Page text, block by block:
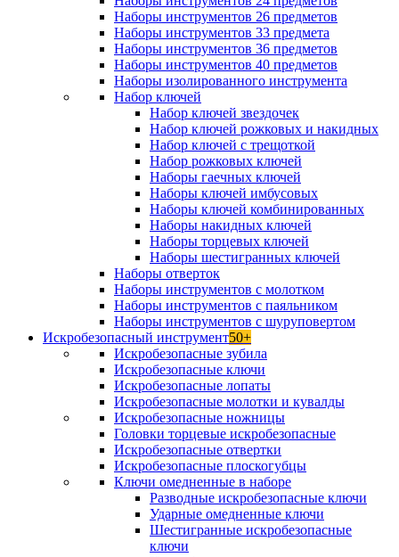
Наборы инструментов 26 предметов
Наборы инструментов 33 предмета
Наборы инструментов 36 предметов
Наборы инструментов 40 предметов
Наборы изолированного инструмента
Набор ключей
Набор ключей звездочек
Набор ключей рожковых и накидных
Набор ключей с трещоткой
Набор рожковых ключей
Наборы гаечных ключей
Наборы ключей имбусовых
Наборы ключей комбинированных
Наборы накидных ключей
Наборы торцевых ключей
Наборы шестигранных ключей
Наборы отверток
Наборы инструментов с молотком
Наборы инструментов с паяльником
Наборы инструментов с шуруповертом
Искробезопасный инструмент50+
Искробезопасные зубила
Искробезопасные ключи
Искробезопасные лопаты
Искробезопасные молотки и кувалды
Искробезопасные ножницы
Головки торцевые искробезопасные
Искробезопасные отвертки
Искробезопасные плоскогубцы
Ключи омедненные в наборе
Разводные искробезопасные ключи
Ударные омедненные ключи
Шестигранные искробезопасные
ключи